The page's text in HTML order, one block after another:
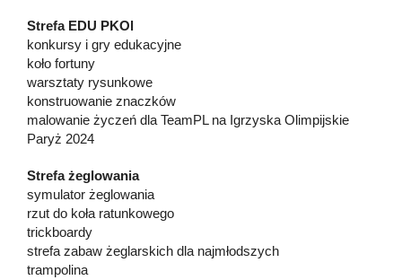
Strefa EDU PKOl
konkursy i gry edukacyjne
koło fortuny
warsztaty rysunkowe
konstruowanie znaczków
malowanie życzeń dla TeamPL na Igrzyska Olimpijskie
Paryż 2024
Strefa żeglowania
symulator żeglowania
rzut do koła ratunkowego
trickboardy
strefa zabaw żeglarskich dla najmłodszych
trampolina